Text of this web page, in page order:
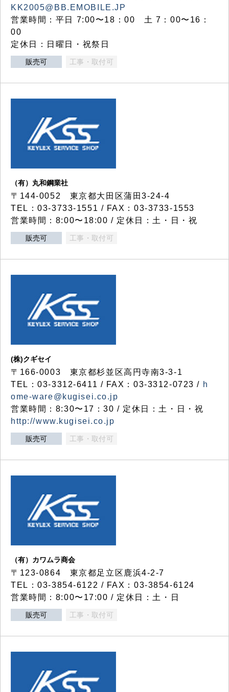
KK2005@BB.EMOBILE.JP
営業時間：平日 7:00〜18：00 土 7：00〜16：
00
定休日：日曜日・祝祭日
販売可 工事・取付可
（有）丸和鋼業社
〒144-0052 東京都大田区蒲田3-24-4
TEL：03-3733-1551 / FAX：03-3733-1553
営業時間：8:00〜18:00 / 定休日：土・日・祝
販売可 工事・取付可
(株)クギセイ
〒166-0003 東京都杉並区高円寺南3-3-1
TEL：03-3312-6411 / FAX：03-3312-0723 / h
ome-ware@kugisei.co.jp
営業時間：8:30〜17：30 / 定休日：土・日・祝
http://www.kugisei.co.jp
販売可 工事・取付可
（有）カワムラ商会
〒123-0864 東京都足立区鹿浜4-2-7
TEL：03-3854-6122 / FAX：03-3854-6124
営業時間：8:00〜17:00 / 定休日：土・日
販売可 工事・取付可